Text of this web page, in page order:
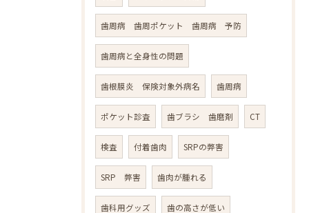
歯周病 歯周ポケット 歯周病 予防
歯周病と全身性の問題
歯根膜炎 保険対象外病名 歯周病
ポケット診査 歯ブラシ 歯磨剤 CT
検査 付着歯肉 SRPの弊害
SRP 弊害 歯肉が腫れる
歯科用グッズ 歯の高さが低い